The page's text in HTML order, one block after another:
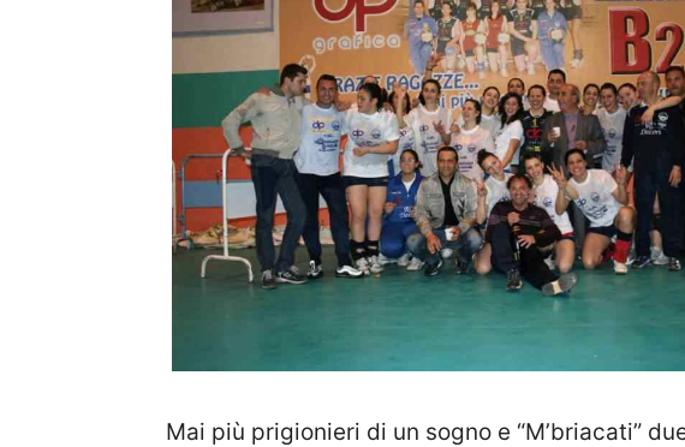
Mai più prigionieri di un sogno e “M’briacati”